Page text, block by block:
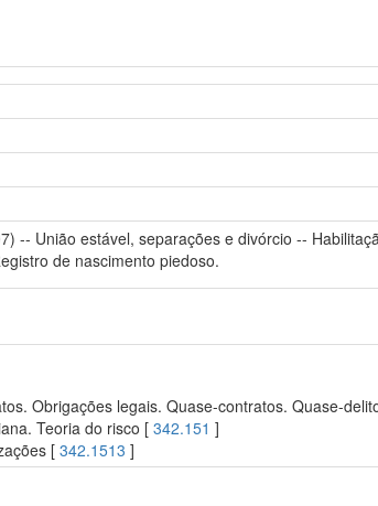
-- União estável, separações e divórcio --
de nascimento piedoso.
Obrigações legais. Quase-contratos. Quase-
Teoria do risco [342.151 ]
[342.1513 ]